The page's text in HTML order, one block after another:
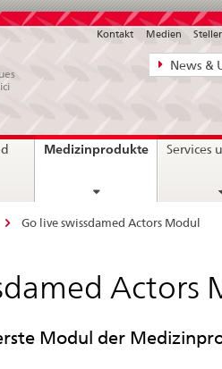
News,
News &
Kontakt Medien
Medizinproduktecurrent
Services
Go live swissdamed Actors Modul
Actors
Modul der